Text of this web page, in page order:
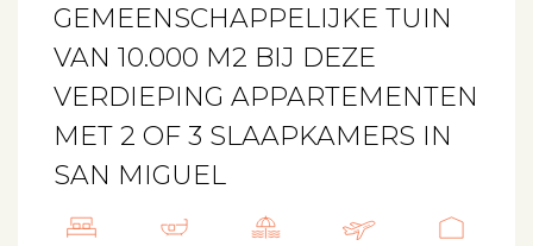
GEMEENSCHAPPELIJKE TUIN
VAN 10.000 M2 BIJ DEZE
VERDIEPING APPARTEMENTEN
MET 2 OF 3 SLAAPKAMERS IN
SAN MIGUEL